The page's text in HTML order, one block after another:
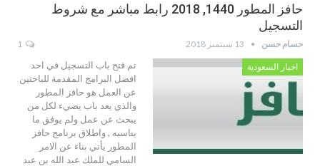
حافز المطور 1440, 2018 رابط مباشر مع شروط
التسجيل
حسام حسن 13 سبتمبر 2018
اخبار السعودية
تم فتح باب التسجيل في احد
افضل البرامج المقدمة للباحثين
عن العمل هو حافز المطور
والذي يعد باب يضيء لكل من
يبحث عن عمل ولم يوفق ما
يناسبه , واطلاق برنامج حافز
المطور يأتي بناء عن الامر
السامي للملك عبد الله بن عبد